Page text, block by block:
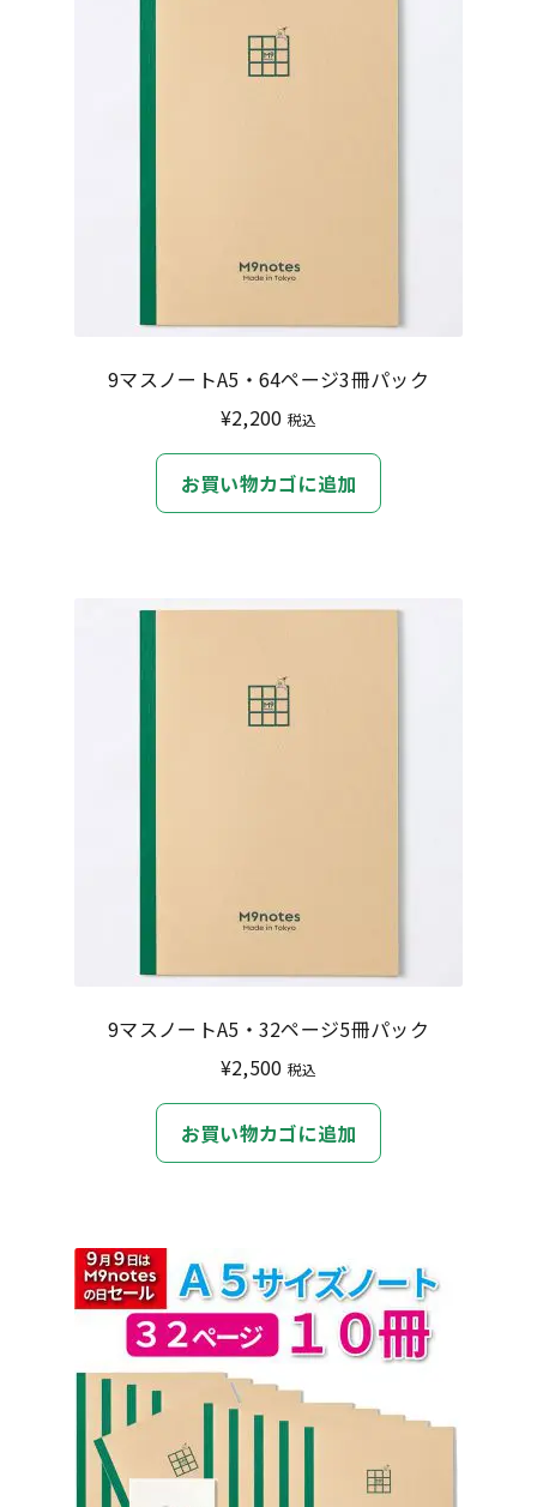
9マスノートA5・64ページ3冊パック
¥2,200 税込
お買い物カゴに追加
9マスノートA5・32ページ5冊パック
¥2,500 税込
お買い物カゴに追加